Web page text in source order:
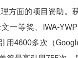
方面的项目资助
一等奖、IWA-
用4600多次（